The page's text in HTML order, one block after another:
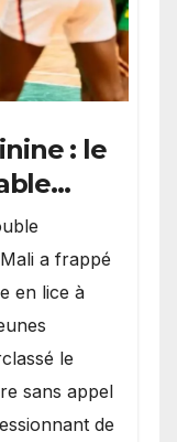
: le
a frappé
en lice à
le
sans appel
de